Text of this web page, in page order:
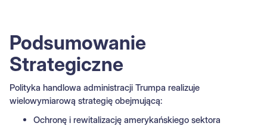
Podsumowanie
Strategiczne
Polityka handlowa administracji Trumpa realizuje
wielowymiarową strategię obejmującą:
Ochronę i rewitalizację amerykańskiego sektora